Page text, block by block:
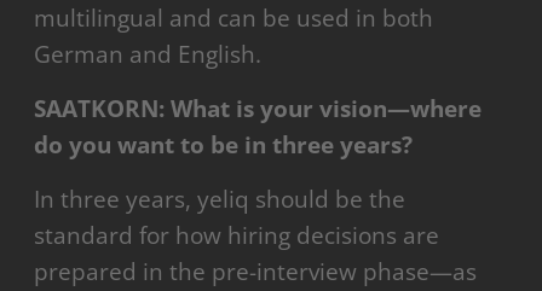
multilingual and can be used in both
German and English.
SAATKORN: What is your vision—where
do you want to be in three years?
In three years, yeliq should be the
standard for how hiring decisions are
prepared in the pre-interview phase—as